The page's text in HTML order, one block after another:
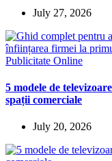
July 27, 2026
Publicitate Online
5 modele de
spații comerciale
July 20, 2026